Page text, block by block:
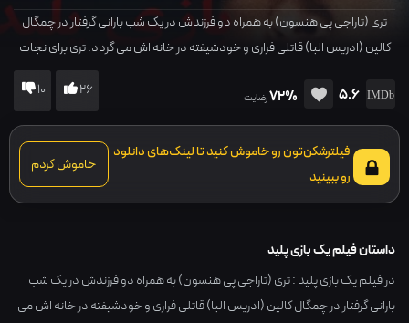
تری (تاراجی پی هنسون) به همراه دو فرزندش در یک شب بارانی گرفتار در چمگال
کالین (ادریس البا) قاتلی فراری و خودشیفته در خانه اش می گردد. تری برای نجات
5.6
72%رضایت 26
10
فیلترشکن‌تون رو خاموش کنید تا لینک‌های دانلود
رو ببینید
خاموش کردم
داستان فیلم یک بازی پلید
در فیلم یک بازی پلید : تری (تاراجی پی هنسون) به همراه دو فرزندش در یک شب
بارانی گرفتار در چمگال کالین (ادریس البا) قاتلی فراری و خودشیفته در خانه اش می